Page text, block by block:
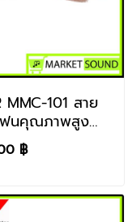
MMC-101 สาย
ฟนคุณภาพสูง
0.23 mm²
ขด฿